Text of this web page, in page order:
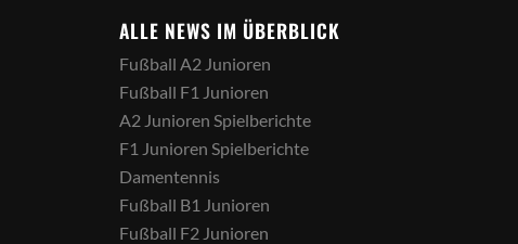
ALLE NEWS IM ÜBERBLICK
Fußball A2 Junioren
Fußball F1 Junioren
A2 Junioren Spielberichte
F1 Junioren Spielberichte
Damentennis
Fußball B1 Junioren
Fußball F2 Junioren